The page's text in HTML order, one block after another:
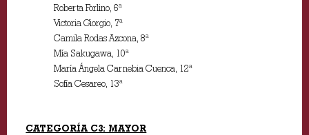
Roberta Forlino, 6ª
Victoria Giorgio, 7ª
Camila Rodas Azcona, 8ª
Mía Sakugawa, 10ª
María Ángela Carnebia Cuenca, 12ª
Sofía Cesareo, 13ª
CATEGORÍA C3: MAYOR